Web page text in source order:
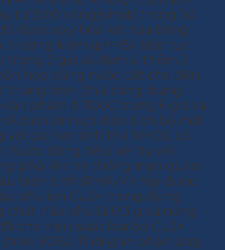
từ (500 vòng/phút) trong 30
được oxy hóa kết tủa bằng
trường kiềm (pH=8); tiếp tục
trong 2 giờ và đem ủ thêm 2
hợp bằng nước cất cho đến
trung tính (thử bằng dung
phẩm ở 110oC trong 6 giờ và
biến tính có diện tích bề mặt
với các hạt tinh thể MnO2 có
thước đồng đều kết tụ với
phủ lên hệ thống mao quản
biến tính (RHA-M) này được
phụ ion Cu2+ trong dung
chất hấp phụ là 0,3 g và nồng
cho hiệu suất loại bỏ Cu2+
90%). Thời gian phản ứng